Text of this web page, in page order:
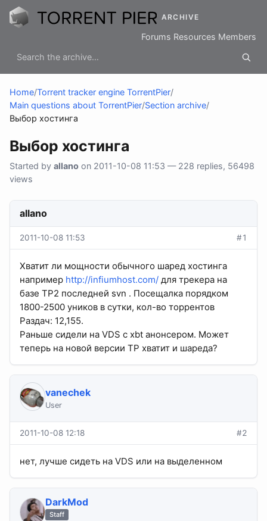
ARCHIVE
Forums Resources Members
Home/Torrent tracker engine TorrentPier/
Main questions about TorrentPier/Section archive/
Выбор хостинга
Выбор хостинга
Started by allano on 2011-10-08 11:53 — 228 replies, 56498
views
allano
2011-10-08 11:53 #1
Хватит ли мощности обычного шаред хостинга
например http://infiumhost.com/ для трекера на
базе TP2 последней svn . Посещалка порядком
1800-2500 уников в сутки, кол-во торрентов
Раздач: 12,155.
Раньше сидели на VDS с xbt анонсером. Может
теперь на новой версии TP хватит и шареда?
vanechek
User
2011-10-08 12:18 #2
нет, лучше сидеть на VDS или на выделенном
DarkMod
Staff